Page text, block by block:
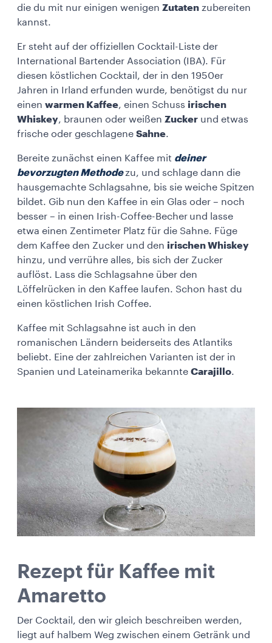
die du mit nur einigen wenigen Zutaten zubereiten
kannst.
Er steht auf der offiziellen Cocktail-Liste der
International Bartender Association (IBA). Für
diesen köstlichen Cocktail, der in den 1950er
Jahren in Irland erfunden wurde, benötigst du nur
einen warmen Kaffee, einen Schuss irischen
Whiskey, braunen oder weißen Zucker und etwas
frische oder geschlagene Sahne.
Bereite zunächst einen Kaffee mit deiner
bevorzugten Methode zu, und schlage dann die
hausgemachte Schlagsahne, bis sie weiche Spitzen
bildet. Gib nun den Kaffee in ein Glas oder – noch
besser – in einen
Irish-Coffee-Becher und lasse
etwa einen Zentimeter Platz für die Sahne. Füge
dem Kaffee den Zucker und den irischen Whiskey
hinzu, und verrühre alles, bis sich der Zucker
auflöst. Lass die Schlagsahne über den
Löffelrücken in den Kaffee laufen. Schon hast du
einen köstlichen Irish Coffee.
Kaffee mit Schlagsahne ist auch in den
romanischen Ländern beiderseits des Atlantiks
beliebt. Eine der zahlreichen Varianten ist der in
Spanien und Lateinamerika bekannte Carajillo.
Rezept für Kaffee mit
Amaretto
Der Cocktail, den wir gleich beschreiben werden,
liegt auf halbem Weg zwischen einem Getränk und